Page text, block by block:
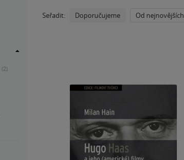
Seřadit: Doporučujeme Od nejnovějších
(2)